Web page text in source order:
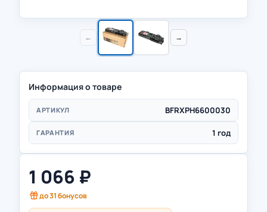
← →
Информация о товаре
АРТИКУЛ BFRXPH6600030
ГАРАНТИЯ 1 год
1 066 ₽
до31бонусов